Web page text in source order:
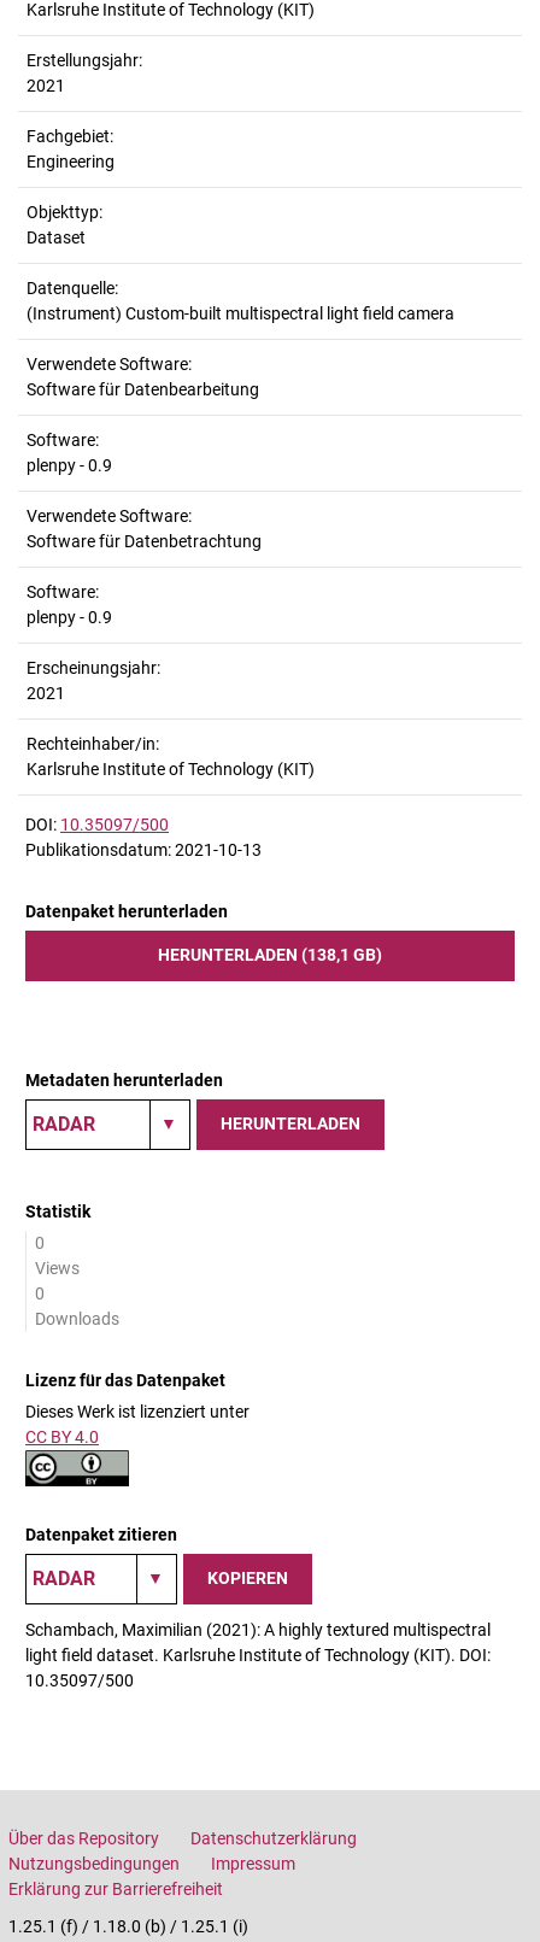
Karlsruhe Institute of Technology (KIT)
Erstellungsjahr:
2021
Fachgebiet:
Engineering
Objekttyp:
Dataset
Datenquelle:
(Instrument) Custom-built multispectral light field camera
Verwendete Software:
Software für Datenbearbeitung
Software:
plenpy - 0.9
Verwendete Software:
Software für Datenbetrachtung
Software:
plenpy - 0.9
Erscheinungsjahr:
2021
Rechteinhaber/in:
Karlsruhe Institute of Technology (KIT)
DOI: 10.35097/500
Publikationsdatum: 2021-10-13
Datenpaket herunterladen
HERUNTERLADEN (138,1 GB)
Metadaten herunterladen
HERUNTERLADEN
Statistik
0
Views
0
Downloads
Lizenz für das Datenpaket
Dieses Werk ist lizenziert unter
CC BY 4.0
Datenpaket zitieren
KOPIEREN
Schambach, Maximilian (2021): A highly textured multispectral
light field dataset. Karlsruhe Institute of Technology (KIT). DOI:
10.35097/500
Über das Repository
Datenschutzerklärung
Nutzungsbedingungen
Impressum
Erklärung zur Barrierefreiheit
1.25.1 (f) / 1.18.0 (b) / 1.25.1 (i)